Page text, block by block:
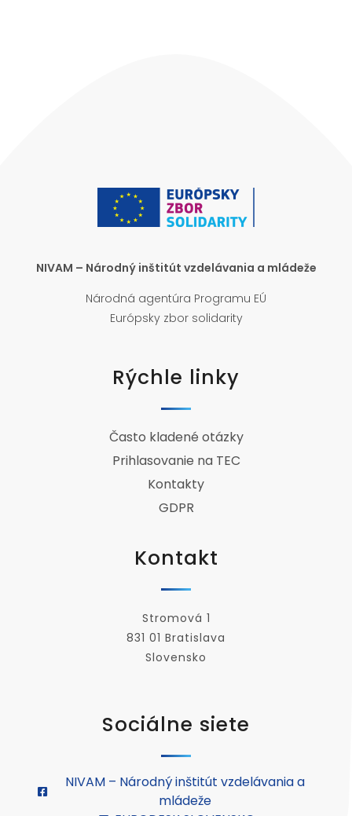
NIVAM – Národný inštitút vzdelávania a mládeže
Národná agentúra Programu EÚ
Európsky zbor solidarity
Rýchle linky
Často kladené otázky
Prihlasovanie na TEC
Kontakty
GDPR
Kontakt
Stromová 1
831 01 Bratislava
Slovensko
Sociálne siete
NIVAM – Národný inštitút vzdelávania a
mládeže